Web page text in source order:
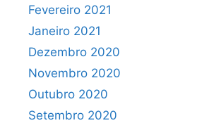
Fevereiro 2021
Janeiro 2021
Dezembro 2020
Novembro 2020
Outubro 2020
Setembro 2020